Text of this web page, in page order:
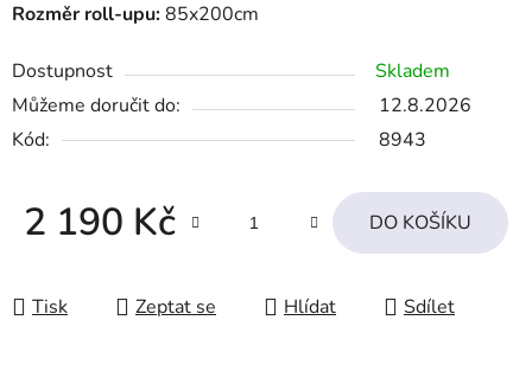
Rozměr roll-upu:85x200cm
Dostupnost
Skladem
Můžeme doručit do:
12.8.2026
Kód:
8943
2 190 Kč DO KOŠÍKU
Tisk Zeptat se Hlídat Sdílet